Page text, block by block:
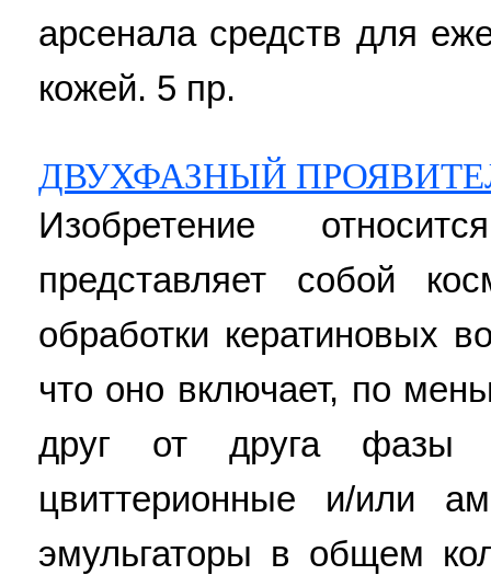
арсенала средств для
кожей. 5 пр.
ДВУХФАЗНЫЙ
Изобретение
представляет собой
обработки кератиновых
что оно включает, по
друг от друга фазы
цвиттерионные и/или
эмульгаторы в общем